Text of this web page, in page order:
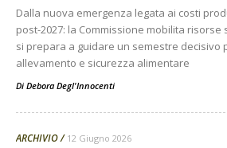
Dalla nuova emergenza legata ai costi
post-2027: la Commissione mobilita risorse
si prepara a guidare un semestre decisivo
allevamento e sicurezza alimentare
Di Debora Degl'Innocenti
ARCHIVIO 12 Giugno 2026